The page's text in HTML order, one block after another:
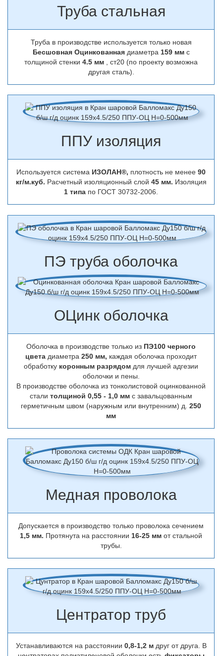
Труба стальная
Труба в производстве используется только новая
Бесшовная Оцинкованная диаметра 159 ммс
толщиной стенки 4.5 мм , ст20 (по проекту возможна
другая сталь).
ППУ изоляция
Используется система ИЗОЛАН®, плотность не менее 90
кг/м.куб. Расчетный изоляционный слой 45 мм. Изоляция
1 типа по ГОСТ 30732-2006.
ПЭ труба оболочка
ОЦинк оболочка
Оболочка в производстве только из ПЭ100 черного
цвета диаметра 250 мм, каждая оболочка проходит
обработку коронным разрядом для лучшей адгезии
оболочки и пены.
В производстве оболочка из тонколистовой оцинкованной
стали толщиной 0,55 - 1,0 мм с завальцованным
герметичным швом (наружным или внутренним) д. 250
мм
Медная проволока
Допускается в производство только проволока сечением
1,5 мм. Протянута на расстоянии 16-25 мм от стальной
трубы.
Центратор труб
Устанавливаются на расстоянии 0,8-1,2 м друг от друга. В